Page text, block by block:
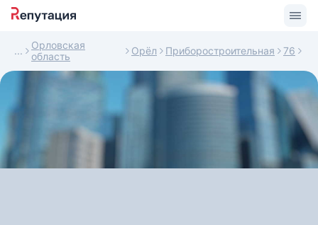
Орловская
область
Орёл Приборостроительная 76